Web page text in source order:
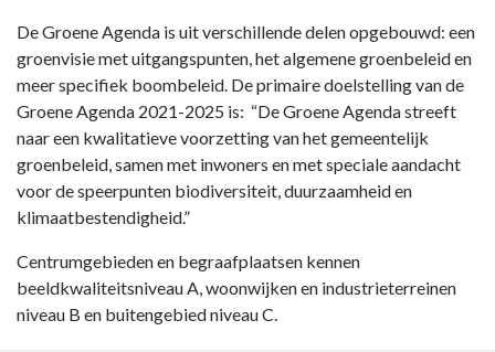
Onderhoud
kapitaalgoederen
Groen
De Groene Agenda is uit verschillende delen opgebouwd: een
groenvisie met uitgangspunten, het algemene groenbeleid en
meer specifiek boombeleid. De primaire doelstelling van de
Groene Agenda 2021-2025 is: “De Groene Agenda streeft
naar een kwalitatieve voorzetting van het gemeentelijk
groenbeleid, samen met inwoners en met speciale aandacht
voor de speerpunten biodiversiteit, duurzaamheid en
klimaatbestendigheid.”
Centrumgebieden en begraafplaatsen kennen
beeldkwaliteitsniveau A, woonwijken en industrieterreinen
niveau B en buitengebied niveau C.